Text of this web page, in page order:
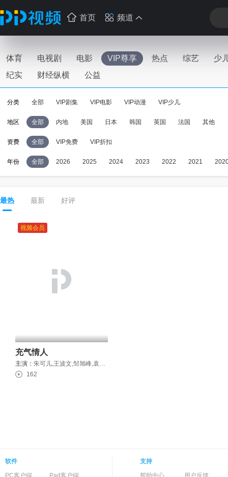
首页 频道
体育 电视剧 电影 VIP尊享 热点 综艺
少
纪实
财经纵横 公益
分类 全部 VIP剧集 VIP电影 VIP动漫 VIP少儿
地区 全部 内地 美国 日本 韩国 英国 法国 其他
资费 全部 VIP免费 VIP折扣
年份 全部 2026 2025 2024 2023 2022 2021
最热 最新 好评
视频会员
充气情人
主演：
朱可儿,王波文,邹旭峰,袁宗轩
162
软件
PC客户端
Pad客户端
支持
帮助中心
用户反馈